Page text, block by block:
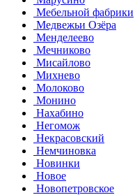
Мебельной фабрики
Медвежьи Озёра
Менделеево
Мечниково
Мисайлово
Михнево
Молоково
Монино
Нахабино
Негомож
Некрасовский
Немчиновка
Новинки
Новое
Новопетровское